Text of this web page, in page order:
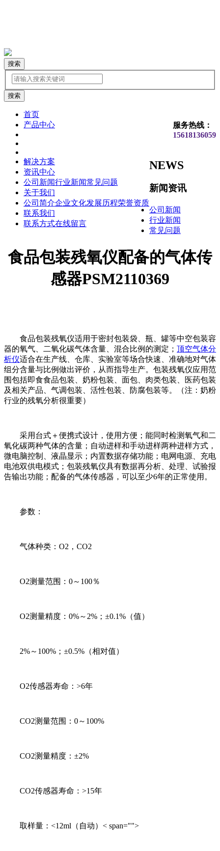
搜索
服务热线：
15618136059
首页
产品中心
解决方案
资讯中心
公司新闻行业新闻常见问题
关于我们
公司简介企业文化发展历程荣誉资质
联系我们
联系方式在线留言
NEWS
新闻资讯
公司新闻
行业新闻
常见问题
食品包装残氧仪配备的气体传
感器PSM2110369
食品包装残氧仪适用于密封包装袋、瓶、罐等中空包装容
器的氧气、二氧化碳气体含量、混合比例的测定； 顶空气体分
析仪适合在生产线、仓库、实验室等场合快速、准确地对气体
组分含量与比例做出评价，从而指导生产。包装残氧仪应用范
围包括即食食品包装、奶粉包装、面包、肉类包装、医药包装
及相关产品、气调包装、活性包装、防腐包装等。（注：奶粉
行业的残氧分析很重要）
采用台式＋便携式设计，使用方便；能同时检测氧气和二
氧化碳两种气体的含量；自动进样和手动进样两种进样方式，
微电脑控制、液晶显示；内置数据存储功能；电网电源、充电
电池双供电模式；包装残氧仪具有数据再分析、处理、试验报
告输出功能；配备的气体传感器，可以至少6年的正常使用。
参数：
气体种类：O2，CO2
O2测量范围：0～100％
O2测量精度：0%～2%；±0.1%（值）
2%～100%；±0.5%（相对值）
O2传感器寿命：>6年
CO2测量范围：0～100%
CO2测量精度：±2%
CO2传感器寿命：>15年
取样量：<12ml（自动）< span="">